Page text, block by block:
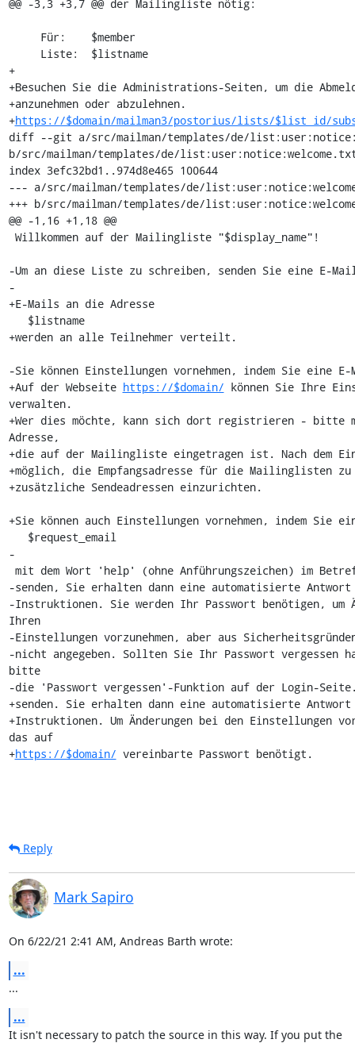
@@ -3,3 +3,7 @@ der Mailingliste nötig:
+
+Besuchen Sie die Administrations-Seiten, um die
+anzunehmen oder abzulehnen.
+https://$domain/mailman3/postorius/lists/$list_id/
diff --git a/src/mailman/templates/de/
b/src/mailman/templates/de/
index 3efc32bd1..974d8e465 100644
--- a/src/mailman/templates/de/
+++ b/src/mailman/templates/de/
@@ -1,16 +1,18 @@
-Um an diese Liste zu schreiben, senden Sie eine E-
-
+E-Mails an die Adresse
+werden an alle Teilnehmer verteilt.
-Sie können Einstellungen vornehmen, indem Sie eine E-
+Auf der Webseite https://$domain/ können Sie Ihre
verwalten.
+Wer dies möchte, kann sich dort registrieren - bitte
Adresse,
+die auf der Mailingliste eingetragen ist. Nach dem
+möglich, die Empfangsadresse für die Mailinglisten zu
+zusätzliche Sendeadressen einzurichten.
+Sie können auch Einstellungen vornehmen, indem Sie
-
-senden, Sie erhalten dann eine automatisierte
-Instruktionen. Sie werden Ihr Passwort benötigen, um
Ihren
-Einstellungen vorzunehmen, aber aus
-nicht angegeben. Sollten Sie Ihr Passwort vergessen
bitte
-die 'Passwort vergessen'-Funktion auf der Login-
+senden. Sie erhalten dann eine automatisierte
+Instruktionen. Um Änderungen bei den Einstellungen
das auf
+https://$domain/ vereinbarte Passwort benötigt.
Reply
Mark Sapiro
On 6/22/21 2:41 AM, Andreas Barth wrote:
...
...
...
It isn't necessary to patch the source in this way. If you put the